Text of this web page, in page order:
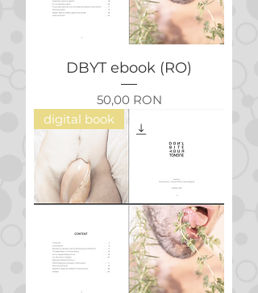
DBYT ebook (RO)
Preț
50,00 RON
digital book